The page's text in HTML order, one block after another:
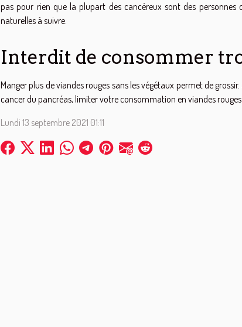
pas pour rien que la plupart des cancéreux sont des
naturelles à suivre.
Interdit de consommer
Manger plus de viandes rouges sans les végétaux permet de
cancer du pancréas, limiter votre consommation en viandes rouges.
Lundi 13 septembre 2021 01:11